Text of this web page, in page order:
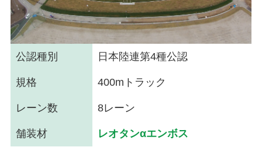
公認種別 日本陸連第4種公認
規格 400mトラック
レーン数 8レーン
舗装材 レオタンαエンボス